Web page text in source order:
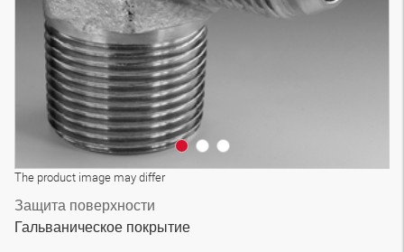
The product image may differ
Защита поверхности
Гальваническое покрытие